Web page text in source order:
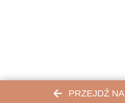
PRZEJDŹ NA